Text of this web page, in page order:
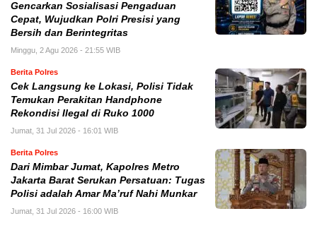
Gencarkan Sosialisasi Pengaduan
Cepat, Wujudkan Polri Presisi yang
Bersih dan Berintegritas
Minggu, 2 Agu 2026 - 21:55 WIB
Berita Polres
Cek Langsung ke Lokasi, Polisi Tidak
Temukan Perakitan Handphone
Rekondisi Ilegal di Ruko 1000
Jumat, 31 Jul 2026 - 16:01 WIB
Berita Polres
Dari Mimbar Jumat, Kapolres Metro
Jakarta Barat Serukan Persatuan: Tugas
Polisi adalah Amar Ma’ruf Nahi Munkar
Jumat, 31 Jul 2026 - 16:00 WIB